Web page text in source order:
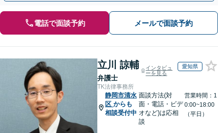
電話で面談予約 メールで面談予約
立川 諒輔
弁護士
インタビュ
ーを見る
愛知県
TK法律事務所
静岡市清水
区 からも
相談受付中
面談方法(対
面・電話・ビデ
オなど)は応相
談
営業時間：1
0:00~18:00
（平日）